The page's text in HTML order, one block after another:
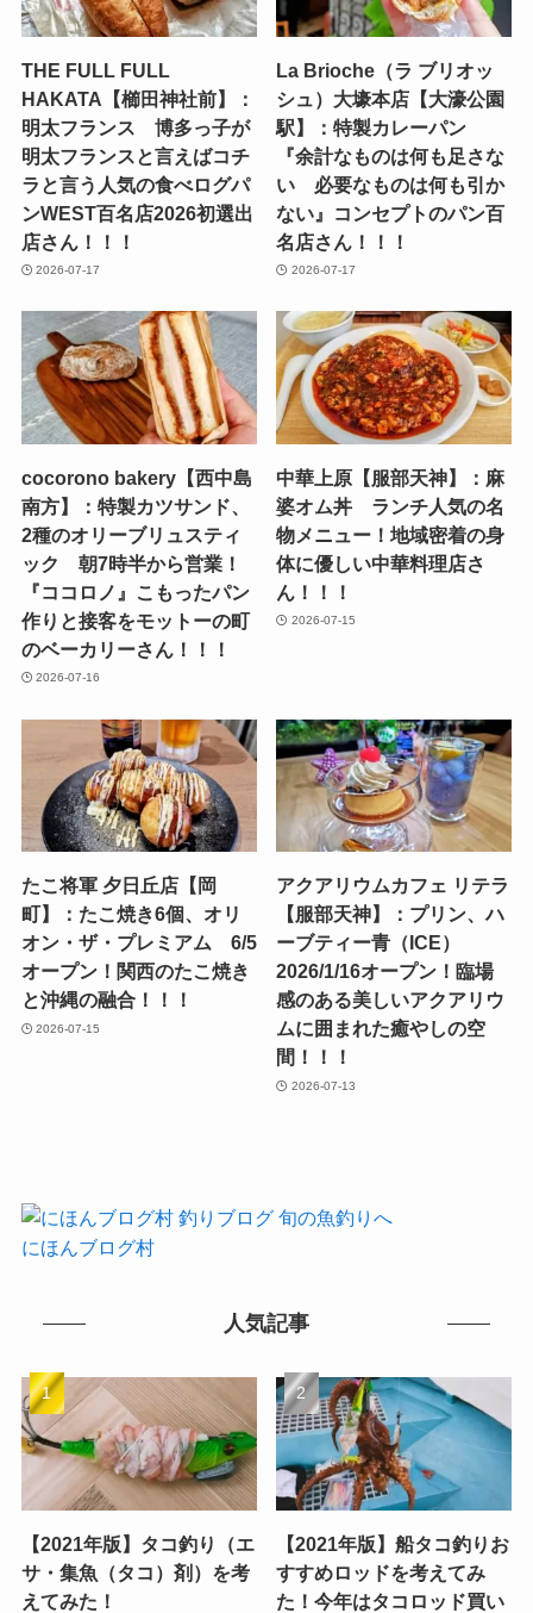
THE FULL FULL
HAKATA【櫛田神社前】：
明太フランス 博多っ子が
明太フランスと言えばコチ
ラと言う人気の食べログパ
ンWEST百名店2026初選出
店さん！！！
2026-07-17
La Brioche（ラ ブリオッ
シュ）大壕本店【大濠公園
駅】：特製カレーパン
『余計なものは何も足さな
い 必要なものは何も引か
ない』コンセプトのパン百
名店さん！！！
2026-07-17
cocorono bakery【西中島
南方】：特製カツサンド、
2種のオリーブリュスティ
ック 朝7時半から営業！
『ココロノ』こもったパン
作りと接客をモットーの町
のベーカリーさん！！！
2026-07-16
中華上原【服部天神】：麻
婆オム丼 ランチ人気の名
物メニュー！地域密着の身
体に優しい中華料理店さ
ん！！！
2026-07-15
たこ将軍 夕日丘店【岡
町】：たこ焼き6個、オリ
オン・ザ・プレミアム 6/5
オープン！関西のたこ焼き
と沖縄の融合！！！
2026-07-15
アクアリウムカフェ リテラ
【服部天神】：プリン、ハ
ーブティー青（ICE）
2026/1/16オープン！臨場
感のある美しいアクアリウ
ムに囲まれた癒やしの空
間！！！
2026-07-13
にほんブログ村
人気記事
【2021年版】タコ釣り（エ
サ・集魚（タコ）剤）を考
えてみた！
【2021年版】船タコ釣りお
すすめロッドを考えてみ
た！今年はタコロッド買い